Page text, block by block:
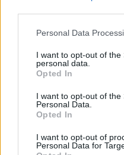
Personal Data
I want to opt-out of the
personal data.
Opted In
I want to opt-out of the
Personal Data.
Opted In
I want to opt-out of
Personal Data for
Gasolina 95
0,00€
0,00€
Bio diesel
0,00€
Estado del tráfico e